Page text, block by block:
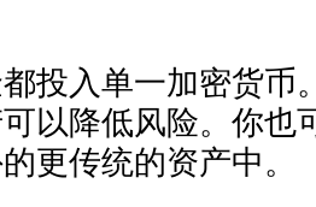
投入单一加密货币
以降低风险。你也
更传统的资产中。